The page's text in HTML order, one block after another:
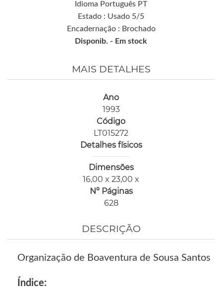
Idioma Português PT
Estado : Usado 5/5
Encadernação : Brochado
Disponib. - Em stock
MAIS DETALHES
Ano
1993
Código
LT015272
Detalhes físicos
Dimensões
16,00 x 23,00 x
Nº Páginas
628
DESCRIÇÃO
Organização de Boaventura de Sousa Santos
Índice: